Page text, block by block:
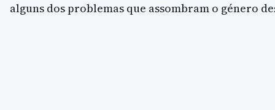
alguns dos problemas que assombram o género